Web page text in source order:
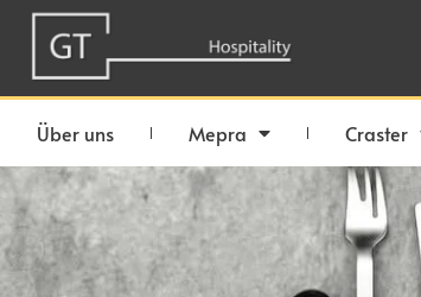
Über uns Mepra Craster